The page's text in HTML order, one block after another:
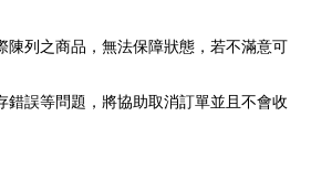
会社
以上で送料無料
陳列之商品，無法保障狀態，若不滿意可
錯誤等問題，將協助取消訂單並且不會收